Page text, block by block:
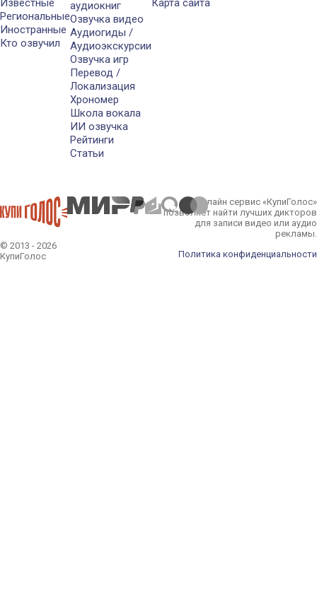
Известные
Региональные
Иностранные
Кто озвучил
аудиокниг
Озвучка видео
Аудиогиды /
Аудиоэкскурсии
Озвучка игр
Перевод /
Локализация
Хрономер
Школа вокала
ИИ озвучка
Рейтинги
Статьи
Карта сайта
© 2013 - 2026
КупиГолос
Онлайн сервис «КупиГолос»
позволяет найти лучших дикторов
для записи видео или аудио
рекламы.
Политика конфиденциальности